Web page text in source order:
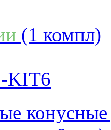
(1 компл)
KIT6